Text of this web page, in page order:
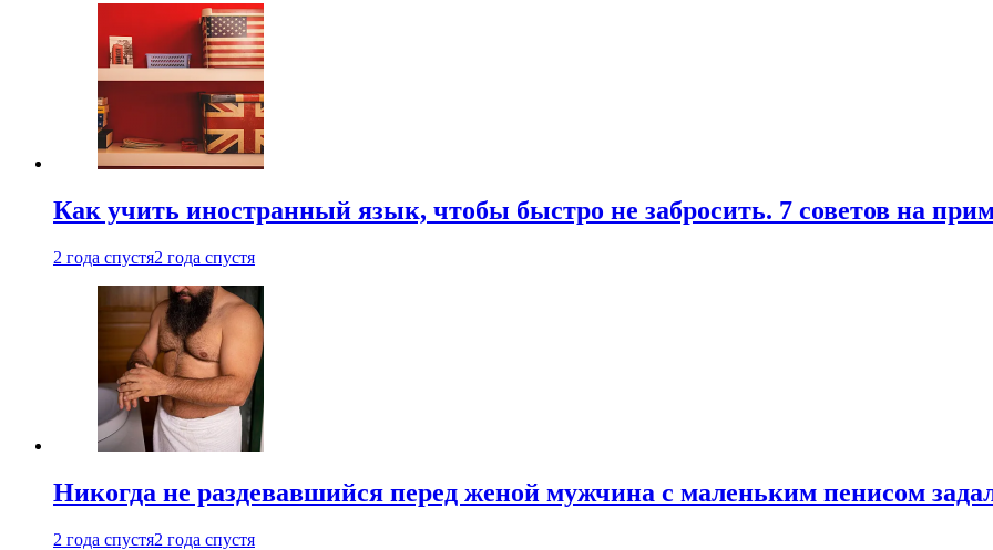
Как учить иностранный язык, чтобы быстро не забросить. 7 советов на
2 года спустя2 года спустя
Никогда не раздевавшийся перед женой мужчина с маленьким пенисом
2 года спустя2 года спустя